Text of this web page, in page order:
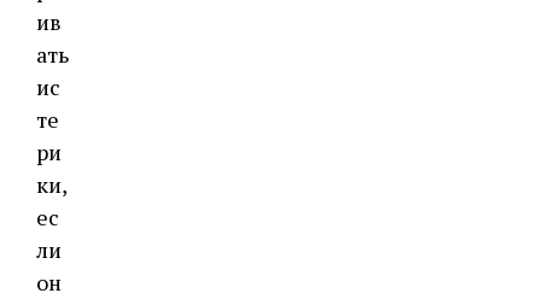
ив
ать
ис
те
ри
ки,
ес
ли
он